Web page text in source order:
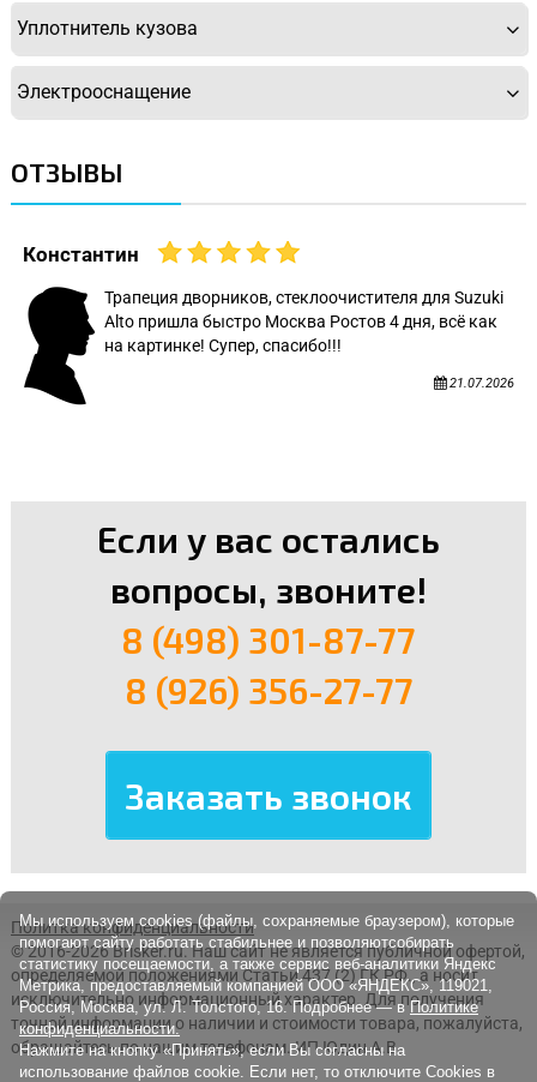
Уплотнитель кузова
Электрооснащение
ОТЗЫВЫ
Константин
Трапеция дворников, стеклоочистителя для Suzuki
Alto пришла быстро Москва Ростов 4 дня, всё как
на картинке! Супер, спасибо!!!
21.07.2026
Если у вас остались
вопросы, звоните!
8 (498) 301-87-77
8 (926) 356-27-77
Политка конфиденциальности
© 2016-2026 Brisker.ru.Наш сайт не является публичной офертой,
определяемой положениями Статьи 437 (2) ГК РФ., а носит
исключительно информационный характер. Для получения
точной информации о наличии и стоимости товара, пожалуйста,
обращайтесь по нашим телефонам. ИП Юдин А.В.
Мы используем cookies (файлы, сохраняемые браузером), которые
помогают сайту работать стабильнее и позволяютсобирать
статистику посещаемости, а также сервис веб-аналитики Яндекс
Метрика, предоставляемый компанией ООО «ЯНДЕКС», 119021,
Россия, Москва, ул. Л. Толстого, 16. Подробнее — в Политике
конфиденциальности.
Нажмите на кнопку «Принять», если Вы согласны на
использование файлов cookie. Если нет, то отключите Cookies в